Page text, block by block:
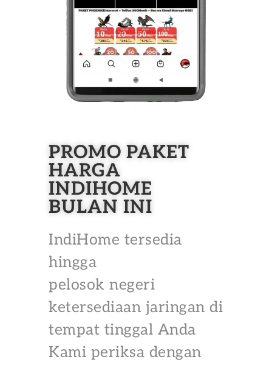
PROMO PAKET
HARGA
INDIHOME
BULAN INI
IndiHome tersedia
hingga
pelosok negeri
ketersediaan jaringan di
tempat tinggal Anda
Kami periksa dengan